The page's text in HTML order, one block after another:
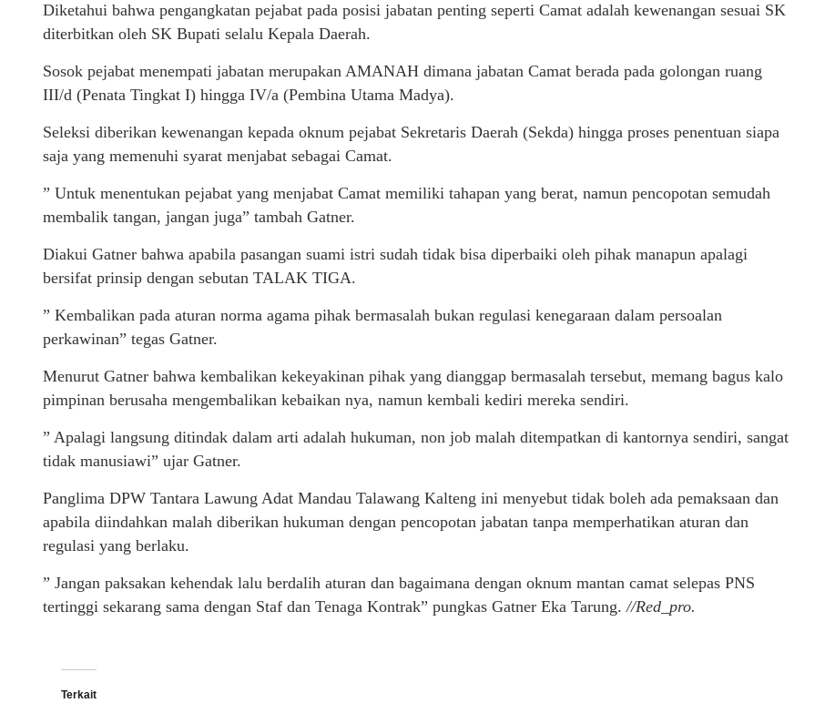
Diketahui bahwa pengangkatan pejabat pada posisi jabatan penting seperti Camat adalah kewenangan sesuai SK
diterbitkan oleh SK Bupati selalu Kepala Daerah.
Sosok pejabat menempati jabatan merupakan AMANAH dimana jabatan Camat berada pada golongan ruang
III/d (Penata Tingkat I) hingga IV/a (Pembina Utama Madya).
Seleksi diberikan kewenangan kepada oknum pejabat Sekretaris Daerah (Sekda) hingga proses penentuan siapa
saja yang memenuhi syarat menjabat sebagai Camat.
” Untuk menentukan pejabat yang menjabat Camat memiliki tahapan yang berat, namun pencopotan semudah
membalik tangan, jangan juga” tambah Gatner.
Diakui Gatner bahwa apabila pasangan suami istri sudah tidak bisa diperbaiki oleh pihak manapun apalagi
bersifat prinsip dengan sebutan TALAK TIGA.
” Kembalikan pada aturan norma agama pihak bermasalah bukan regulasi kenegaraan dalam persoalan
perkawinan” tegas Gatner.
Menurut Gatner bahwa kembalikan kekeyakinan pihak yang dianggap bermasalah tersebut, memang bagus kalo
pimpinan berusaha mengembalikan kebaikan nya, namun kembali kediri mereka sendiri.
” Apalagi langsung ditindak dalam arti adalah hukuman, non job malah ditempatkan di kantornya sendiri, sangat
tidak manusiawi” ujar Gatner.
Panglima DPW Tantara Lawung Adat Mandau Talawang Kalteng ini menyebut tidak boleh ada pemaksaan dan
apabila diindahkan malah diberikan hukuman dengan pencopotan jabatan tanpa memperhatikan aturan dan
regulasi yang berlaku.
” Jangan paksakan kehendak lalu berdalih aturan dan bagaimana dengan oknum mantan camat selepas PNS
tertinggi sekarang sama dengan Staf dan Tenaga Kontrak” pungkas Gatner Eka Tarung.//Red_pro.
Terkait